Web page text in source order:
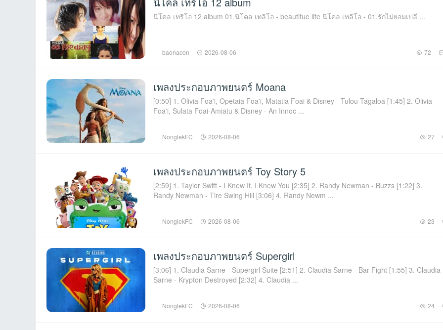
นิโคล เทริโอ 12 album 01.นิโคล เทลิโอ - beautifue life นิโคล เทลิโอ - 01.รักไม่ยอมเปลี ...
baonacon 2026-08-06 72
เพลงประกอบภาพยนตร์ Moana
[0:50] 1. Olivia Foa'i, Opetaia Foa'i, Matatia Foai & Disney - Tulou Tagaloa [1:45] 2. Olivia
Foa'i, Sulata Foai-Amiatu & Disney - An Innoc ...
NonglekFC 2026-08-06 27
เพลงประกอบภาพยนตร์ Toy Story 5
[2:59] 1. Taylor Swift - I Knew It, I Knew You [2:35] 2. Randy Newman - Buzzs [1:22] 3.
Randy Newman - Tire Swing Hill [3:06] 4. Randy Newm ...
NonglekFC 2026-08-06 23
เพลงประกอบภาพยนตร์ Supergirl
[3:06] 1. Claudia Sarne - Supergirl Suite [2:51] 2. Claudia Sarne - Bar Fight [1:55] 3. Claudia
Sarne - Krypton Destroyed [2:32] 4. Claudia ...
NonglekFC 2026-08-06 24